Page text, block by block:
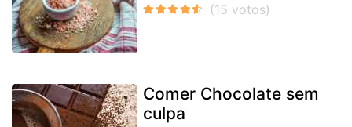
Comer Chocolate sem
culpa